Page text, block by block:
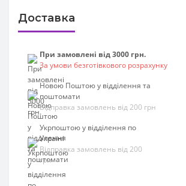
Доставка
При замовлені від 3000 грн.
За умови безготівкового розрахунку
Новою Поштою у відділення та
поштомати
Відправка замовлень від 200 грн
Укрпоштою у відділення по
Україні
Відправка замовлень від 200
грн